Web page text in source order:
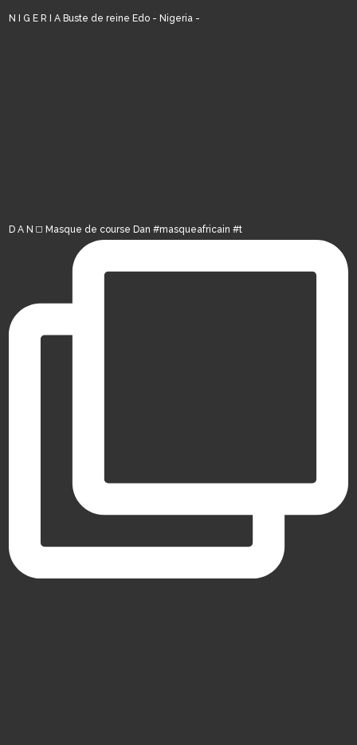
N I G E R I A Buste de reine Edo - Nigeria -
D A N ◻️ Masque de course Dan #masqueafricain #t